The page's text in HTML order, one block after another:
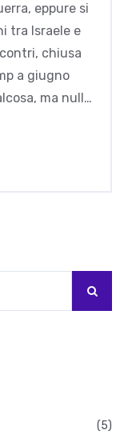
eppure si
tra Israele e
chiusa
a giugno
ma nulla
limiti della
(5)